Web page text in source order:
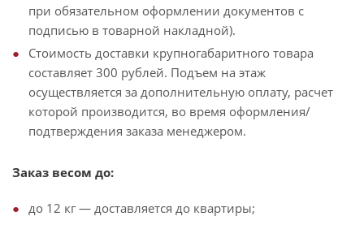
при обязательном оформлении документов с
подписью в товарной накладной).
Стоимость доставки крупногабаритного товара
составляет 300 рублей. Подъем на этаж
осуществляется за дополнительную оплату, расчет
которой производится, во время оформления/
подтверждения заказа менеджером.
Заказ весом до:
до 12 кг — доставляется до квартиры;